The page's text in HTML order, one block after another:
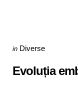
Categories
Posted
in Diverse
Evoluția